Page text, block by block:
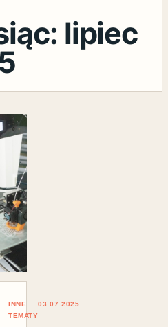
lipiec
INNE
TEMATY
03.07.2025